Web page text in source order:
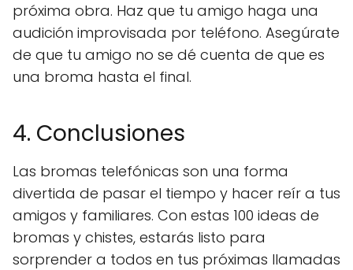
próxima obra. Haz que tu amigo haga una
audición improvisada por teléfono. Asegúrate
de que tu amigo no se dé cuenta de que es
una broma hasta el final.
4. Conclusiones
Las bromas telefónicas son una forma
divertida de pasar el tiempo y hacer reír a tus
amigos y familiares. Con estas 100 ideas de
bromas y chistes, estarás listo para
sorprender a todos en tus próximas llamadas